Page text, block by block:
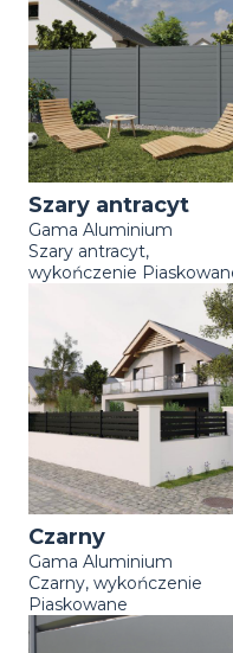
Szary antracyt
Gama Aluminium
Szary antracyt,
wykończenie
Czarny
Gama Aluminium
Czarny, wykończenie
Piaskowane